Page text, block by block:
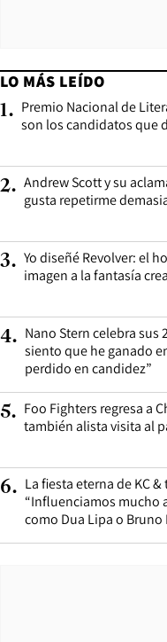
LO MÁS LEÍDO
1. Premio Nacional de
son los candidatos que
2. Andrew Scott y su
gusta repetirme
3. Yo diseñé Revolver: el
imagen a la fantasía
4. Nano Stern celebra sus
siento que he ganado
perdido en candidez”
5. Foo Fighters regresa a
también alista visita al
6. La fiesta eterna de KC
“Influenciamos mucho
como Dua Lipa o Bruno